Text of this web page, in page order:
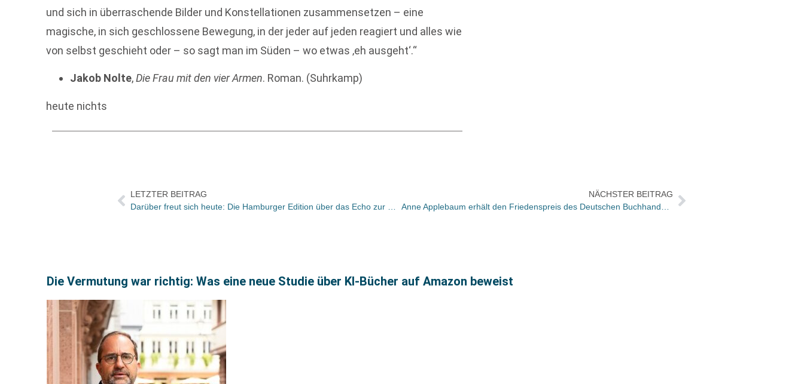
und sich in überraschende Bilder und Konstellationen zusammensetzen – eine
magische, in sich geschlossene Bewegung, in der jeder auf jeden reagiert und alles wie
von selbst geschieht oder – so sagt man im Süden – wo etwas ‚eh ausgeht‘.“
Jakob Nolte,Die Frau mit den vier Armen. Roman. (Suhrkamp)
heute nichts
LETZTER BEITRAG
NÄCHSTER BEITRAG
Die Vermutung war richtig: Was eine neue Studie über KI-Bücher auf Amazon beweist